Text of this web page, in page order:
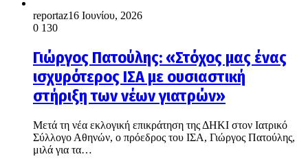
reportaz16 Ιουνίου, 2026
0 130
Γιώργος Πατούλης: «Στόχος μας ένας
ισχυρότερος ΙΣΑ με ουσιαστική
στήριξη των νέων γιατρών»
Μετά τη νέα εκλογική επικράτηση της ΔΗΚΙ στον Ιατρικό
Σύλλογο Αθηνών, ο πρόεδρος του ΙΣΑ, Γιώργος Πατούλης,
μιλά για τα…